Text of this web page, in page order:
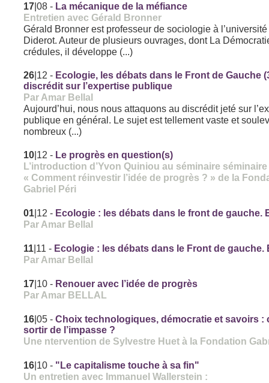
17 |08 - La mécanique de la méfiance
Entretien avec Gérald Bronner
Gérald Bronner est professeur de sociologie à
Diderot. Auteur de plusieurs ouvrages, dont La
crédules, il développe (...)
26 |12 - Ecologie, les débats dans le Front de Gauche
discrédit sur l’expertise publique
Par Amar Bellal
Aujourd’hui, nous nous attaquons au discrédit jeté sur
publique en général. Le sujet est tellement vaste et
nombreux (...)
10 |12 - Le progrès en question(s)
L’introduction d’Yvon Quiniou au séminaire séminaire
« Comment réinvestir l’idée de progrès ? » de la
Gabriel Péri
01 |12 - Ecologie : les débats dans le front de gauche.
Par Amar Bellal
11 |11 - Ecologie : les débats dans le Front de gauche.
Par Amar Bellal
17 |10 - Renouer avec l’idée de progrès
Par Amar BELLAL
16 |05 -Choix technologiques, démocratie et savoirs :
sortir de l’impasse ?
Une ntervention de Sylvestre Huet à la Fondation
16 |10 - "Le capitalisme touche à sa fin"
Un entretien avec Immanuel Wallerstein :